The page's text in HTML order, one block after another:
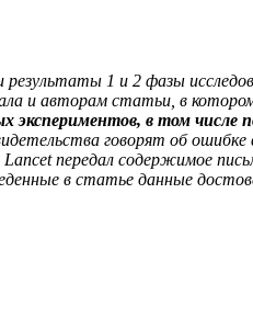
результаты 1 и 2 фазы
и авторам статьи, в
в том числе
говорят об
передал содержимое
в статье данные